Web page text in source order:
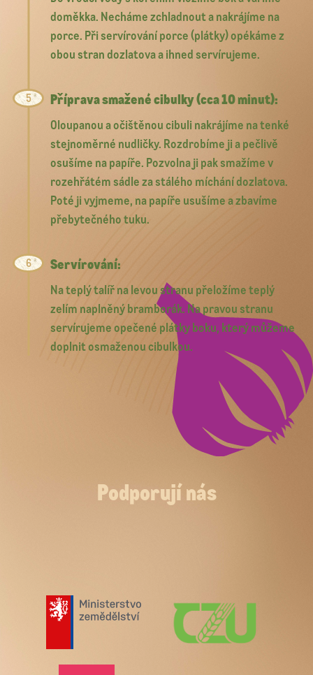
doměkka. Necháme zchladnout a nakrájíme na
porce. Při servírování porce (plátky) opékáme z
obou stran dozlatova a ihned servírujeme.
Příprava smažené cibulky (cca 10 minut):
Oloupanou a očištěnou cibuli nakrájíme na tenké
stejnoměrné nudličky. Rozdrobíme ji a pečlivě
osušíme na papíře. Pozvolna ji pak smažíme v
rozehřátém sádle za stálého míchání dozlatova.
Poté ji vyjmeme, na papíře usušíme a zbavíme
přebytečného tuku.
Servírování:
Na teplý talíř na levou stranu přeložíme teplý
zelím naplněný bramborák. Na pravou stranu
servírujeme opečené plátky boku, který můžeme
doplnit osmaženou cibulkou.
Podporují nás